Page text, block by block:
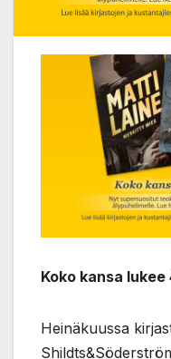
Koko kansa lukee
Heinäkuussa